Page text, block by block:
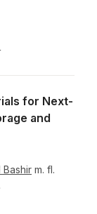
for Next-
and
Bashir m. fl.